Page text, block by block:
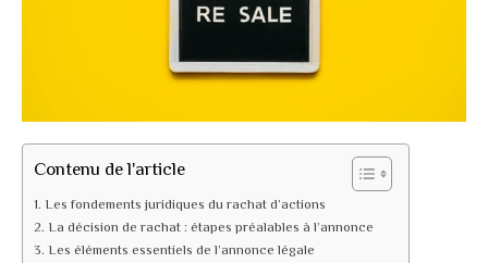
Contenu de l'article
Les fondements juridiques du rachat d’actions
La décision de rachat : étapes préalables à l’annonce
Les éléments essentiels de l’annonce légale